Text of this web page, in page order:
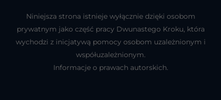
Niniejsza strona istnieje wyłącznie dzięki osobom
prywatnym jako część pracy Dwunastego Kroku, która
wychodzi z inicjatywą pomocy osobom uzależnionym i
współuzależnionym.
Informacje o prawach autorskich.